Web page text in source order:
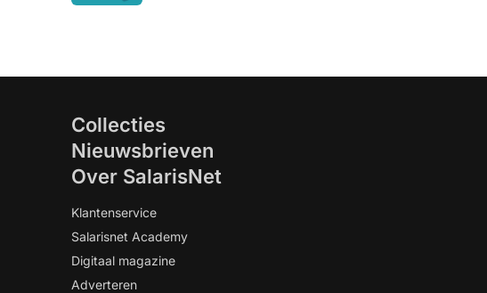
Collecties
Nieuwsbrieven
Over SalarisNet
Klantenservice
Salarisnet Academy
Digitaal magazine
Adverteren